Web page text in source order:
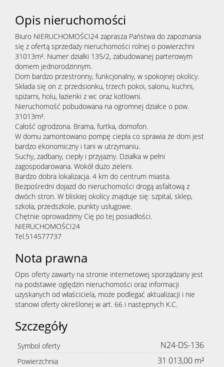
Opis nieruchomości
Biuro NIERUCHOMOŚCI24 zaprasza Państwa do zapoznania
się z ofertą sprzedaży nieruchomości rolnej o powierzchni
31013m². Numer działki 135/2, zabudowanej parterowym
domem jednorodzinnym.
Dom bardzo przestronny, funkcjonalny, w spokojnej okolicy.
Składa się on z: przedsionku, trzech pokoi, salonu, kuchni,
spiżarni, holu, łazienki z wc oraz kotłowni.
Nieruchomość pobudowana na ogromnej działce o pow.
31013m².
Całość ogrodzona. Brama, furtka, domofon.
W domu zamontowano pompę ciepła co sprawia że dom jest
bardzo ekonomiczny i tani w utrzymaniu.
Suchy, zadbany, ciepły i przyjazny. Działka w pełni
zagospodarowana. Wokół dużo zieleni.
Bardzo dobra lokalizacja. 4 km do centrum miasta.
Bezpośredni dojazd do nieruchomości drogą asfaltową z
dwóch stron. W bliskiej okolicy znajduje się: szpital, sklep,
szkoła, przedszkole, punkty usługowe.
Chętnie oprowadzimy Cię po tej posiadłości.
NIERUCHOMOŚCI24
Tel.514577737
Nota prawna
Opis oferty zawarty na stronie internetowej sporządzany jest
na podstawie oględzin nieruchomości oraz informacji
uzyskanych od właściciela, może podlegać aktualizacji i nie
stanowi oferty określonej w art. 66 i następnych K.C.
Szczegóły
Symbol oferty N24-DS-136
Powierzchnia 31 013,00 m²